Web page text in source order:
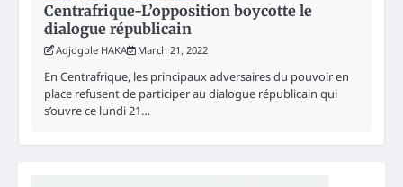
Centrafrique-L’opposition boycotte le
dialogue républicain
Adjogble HAKA March 21, 2022
En Centrafrique, les principaux adversaires du pouvoir en
place refusent de participer au dialogue républicain qui
s’ouvre ce lundi 21…